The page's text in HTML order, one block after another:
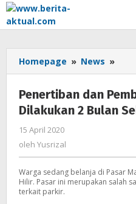
Lewati
ke
konten
Homepage » News »
dan
Penertiban dan
Dilakukan 2 Bulan
15 April 2020
oleh Yusrizal
Warga sedang belanja di Pasar
Hilir. Pasar ini merupakan salah
terkait parkir.